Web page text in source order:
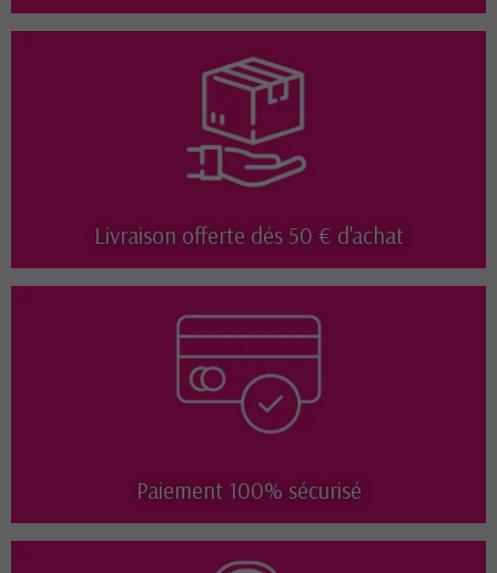
Livraison offerte dés 50 € d'achat
Paiement 100% sécurisé